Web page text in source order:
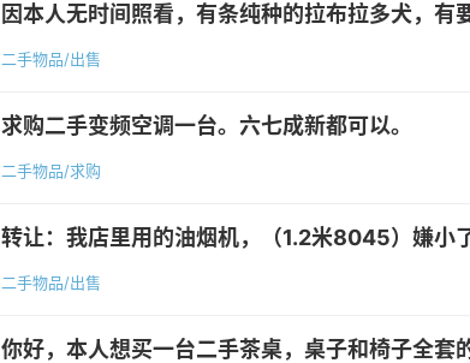
因本人无时间照看，有条纯种的拉布拉多犬，有
二手物品/出售
求购二手变频空调一台。六七成新都可以。
二手物品/求购
转让：我店里用的油烟机，（1.2米8045）嫌小
二手物品/出售
你好，本人想买一台二手茶桌，桌子和椅子全